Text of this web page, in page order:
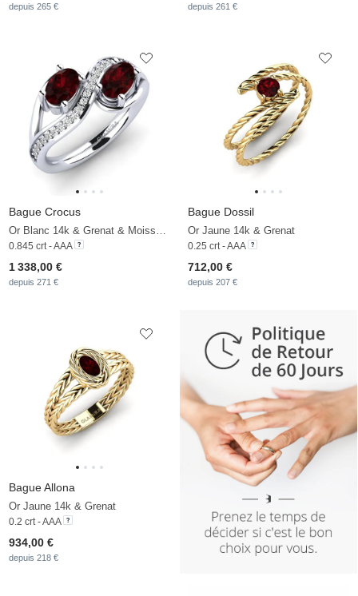
depuis 265 € depuis 261 €
Bague Crocus
0.845 crt - AAA
1 338,00 €
depuis 271 €
Bague Dossil
Or Jaune 14k & Grenat
0.25 crt - AAA
712,00 €
depuis 207 €
Bague Allona
Or Jaune 14k & Grenat
0.2 crt - AAA
934,00 €
depuis 218 €